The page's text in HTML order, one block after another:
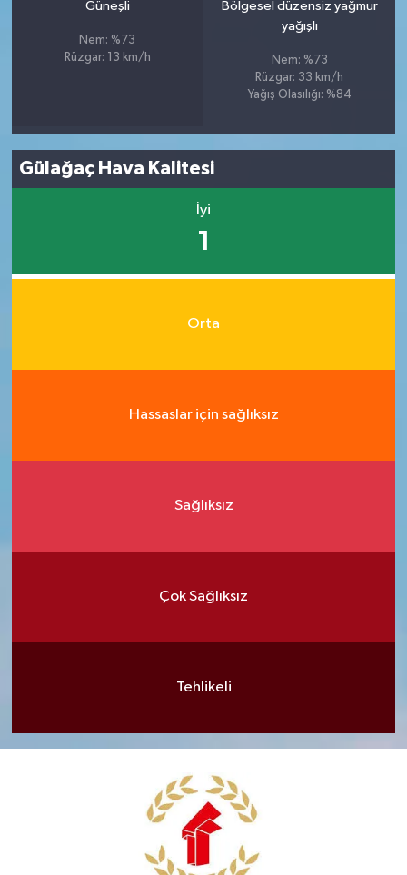
Güneşli
Nem: %73
Rüzgar: 13 km/h
Bölgesel düzensiz yağmur
yağışlı
Nem: %73
Rüzgar: 33 km/h
Yağış Olasılığı: %84
Gülağaç Hava Kalitesi
İyi
1
Orta
Hassaslar için sağlıksız
Sağlıksız
Çok Sağlıksız
Tehlikeli